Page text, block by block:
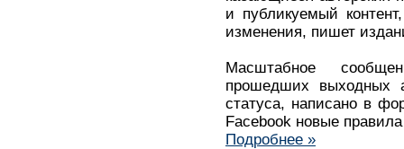
и публикуемый
изменения, пишет
Масштабное
прошедших выходных
статуса, написано в
Facebook новые правила
Подробнее »